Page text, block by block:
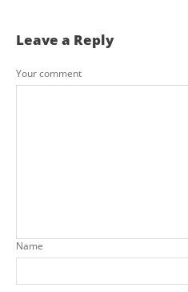
Leave a Reply
Your comment
Name